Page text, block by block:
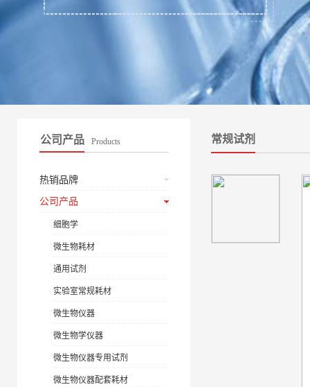
公司产品 Products
热销品牌
公司产品
细胞学
微生物耗材
通用试剂
实验室常规耗材
微生物仪器
微生物学仪器
微生物仪器专用试剂
微生物仪器配套耗材
常规试剂